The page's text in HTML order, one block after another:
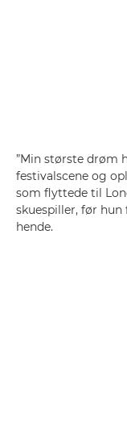
”Min største drøm
festivalscene og
som flyttede til
skuespiller, før
hende.